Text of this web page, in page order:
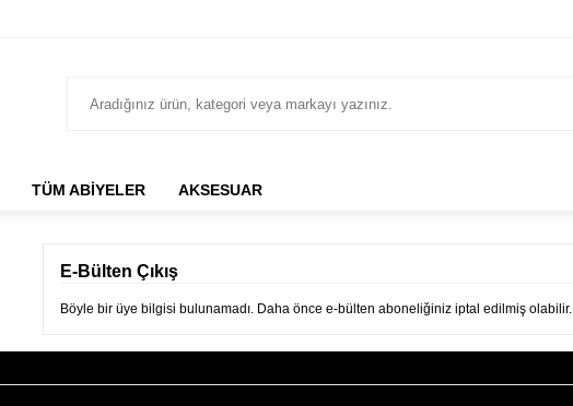
TÜM ABIYELER AKSESUAR
E-Bülten Çıkış
Böyle bir üye bilgisi bulunamadı. Daha önce e-bülten aboneliğiniz iptal edilmiş olabilir.